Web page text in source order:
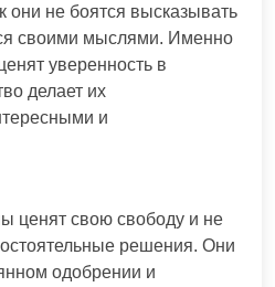
они не боятся высказывать
своими мыслями. Именно
уверенность в
делает их
и
ценят свою свободу и не
решения. Они
одобрении и